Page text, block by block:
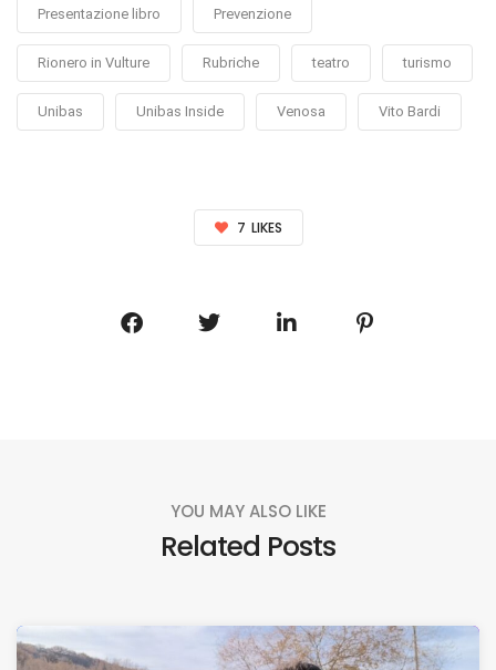
Presentazione libro Prevenzione
Rionero in Vulture Rubriche teatro turismo
Unibas Unibas Inside Venosa Vito Bardi
7 LIKES
YOU MAY ALSO LIKE
Related Posts